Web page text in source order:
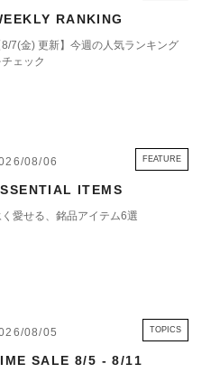
RANKING
8/7(金) 更新】今週の人気ランキング
チェック
08/06 FEATURE
ITEMS
く愛せる、銘品アイテム6選
08/05 TOPICS
TIME SALE 8/5 - 8/11